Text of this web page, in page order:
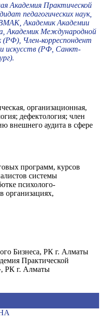
Академия Практической
педагогических наук,
ВМАК, Академик Академии
Академик Международной
(РФ), Член-корреспондент
искусств (РФ, Санкт-
организационная,
дефектология; член
внешнего аудита в сфере
программ, курсов
системы
психолого-
организациях,
Бизнеса, РК г. Алматы
Практической
РК г. Алматы